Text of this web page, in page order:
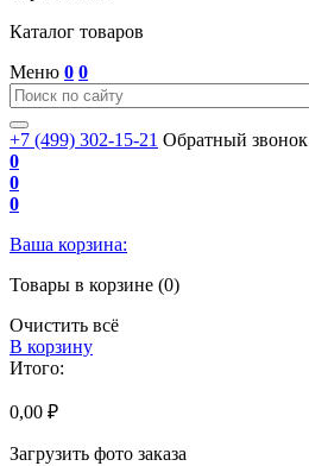
Каталог товаров
Меню 0 0
+7 (499) 302-15-21 Обратный звонок
0
0
0
Ваша корзина:
Товары в корзине (0)
Очистить всё
В корзину
Итого:
0,00 ₽
Загрузить фото заказа